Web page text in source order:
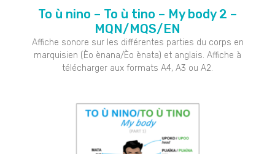
To ù nino – To ù tino – My body 2 –
MQN/MQS/EN
Affiche sonore sur les différentes parties du corps en
marquisien (Èo ènana/Èo ènata) et anglais. Affiche à
télécharger aux formats A4, A3 ou A2.